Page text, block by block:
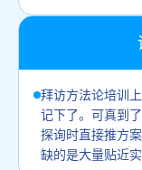
拜访方法论培训
记下了。可真到
探询时直接推方
缺的是大量贴近